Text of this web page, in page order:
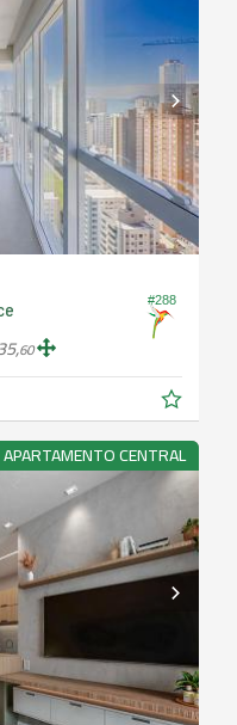
#288
60
APARTAMENTO CENTRAL